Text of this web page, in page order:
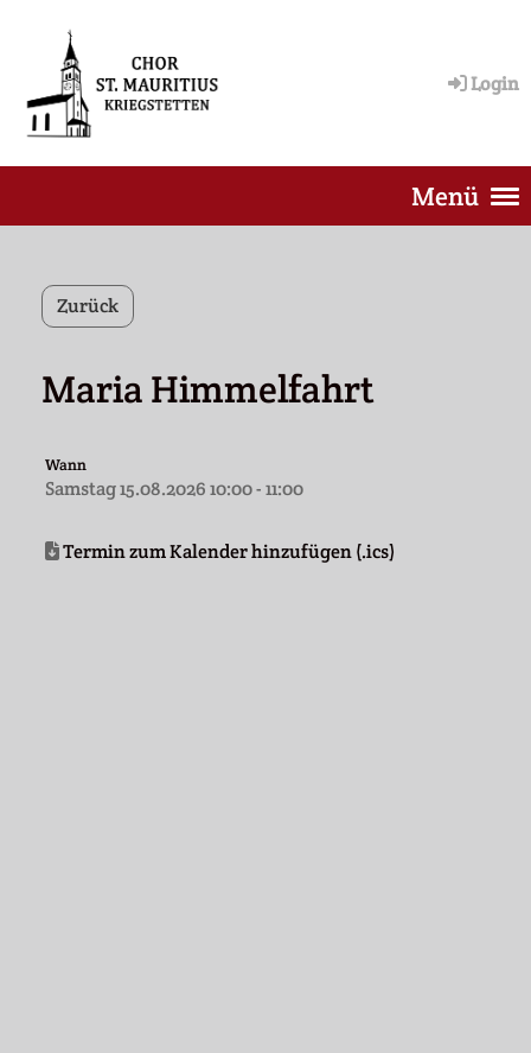
Login
Menü
Zurück
Maria Himmelfahrt
Wann
Samstag 15.08.2026 10:00 - 11:00
Termin zum Kalender hinzufügen (.ics)